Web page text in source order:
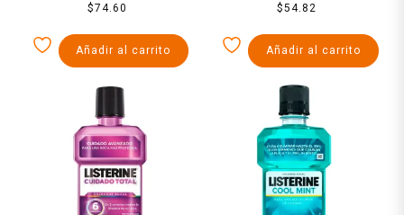
Whitening Extreme menta
$74.60
Añadir al carrito
Complete con flúor
$54.82
Añadir al carrito